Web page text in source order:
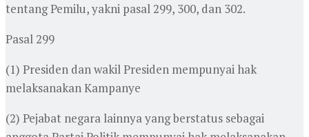
tentang Pemilu, yakni pasal 299, 300, dan 302.
Pasal 299
(1) Presiden dan wakil Presiden mempunyai hak
melaksanakan Kampanye
(2) Pejabat negara lainnya yang berstatus sebagai